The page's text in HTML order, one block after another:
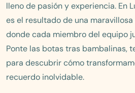
lleno de pasión y experiencia. En
es el resultado de una
donde cada miembro del equipo
Ponte las botas tras bambalinas,
para descubrir cómo
recuerdo inolvidable.